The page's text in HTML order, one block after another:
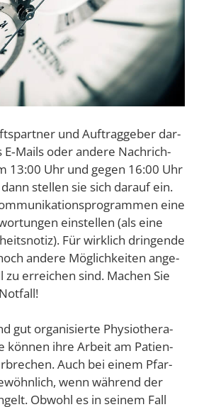
und Auf­trag­ge­ber dar­
E‑Mails oder ande­re Nach­rich­
13:00 Uhr und gegen 16:00 Uhr
stel­len sie sich dar­auf ein.
eine
ein­stel­len (als eine
Für wirk­lich drin­gen­de
ande­re Mög­lich­kei­ten ange­
zu errei­chen sind. Machen Sie
gut orga­ni­sier­te Phy­sio­the­ra­
kön­nen ihre Arbeit am Pati­en­
Auch bei einem Pfar­
wenn wäh­rend der
Obwohl es in sei­nem Fall